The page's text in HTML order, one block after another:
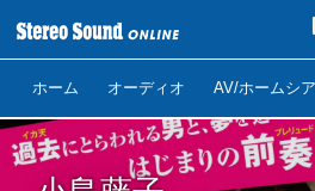
ホーム オーディオ AV/ホームシ